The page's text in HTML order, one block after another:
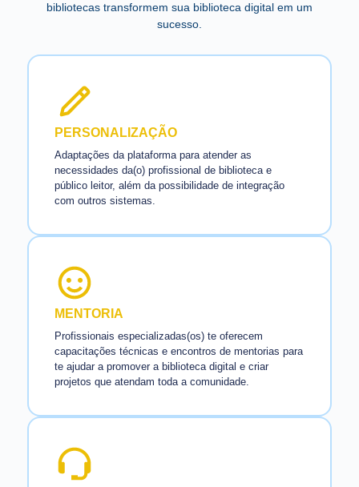
bibliotecas transformem sua biblioteca digital em um
sucesso.
PERSONALIZAÇÃO
Adaptações da plataforma para atender as
necessidades da(o) profissional de biblioteca e
público leitor, além da possibilidade de integração
com outros sistemas.
MENTORIA
Profissionais especializadas(os) te oferecem
capacitações técnicas e encontros de mentorias para
te ajudar a promover a biblioteca digital e criar
projetos que atendam toda a comunidade.